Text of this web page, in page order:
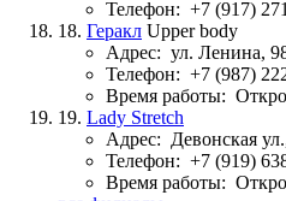
Телефон: +7 (917)
18. Геракл Upper body
Адрес: ул. Ленина,
Телефон: +7 (987)
Время работы:
19. Lady Stretch
Адрес: Девонская
Телефон: +7 (919)
Время работы: